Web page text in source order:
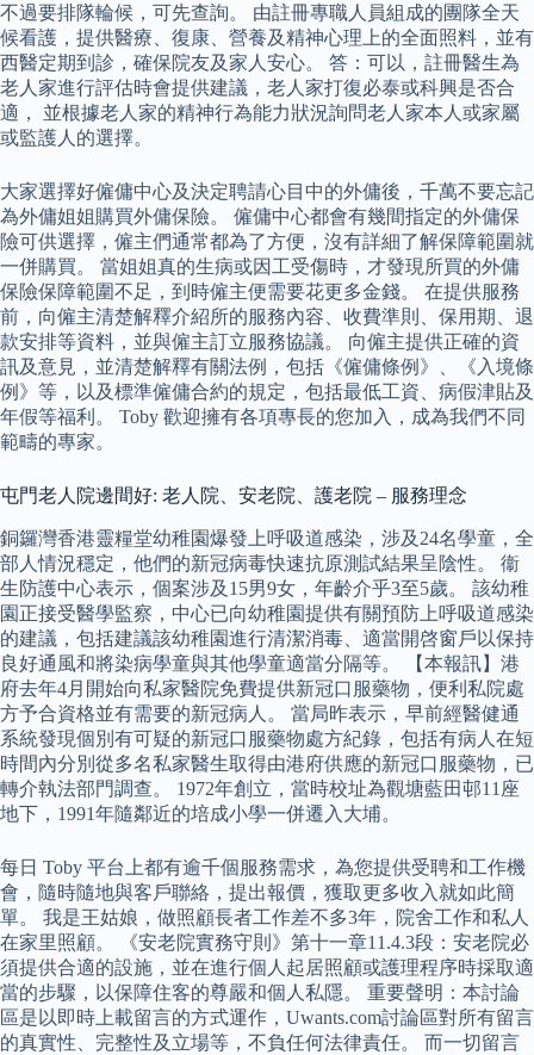
不過要排隊輪候，可先查詢。 由註冊專職人員組成的團隊全天
候看護，提供醫療、復康、營養及精神心理上的全面照料，並有
西醫定期到診，確保院友及家人安心。 答：可以，註冊醫生為
老人家進行評估時會提供建議，老人家打復必泰或科興是否合
適， 並根據老人家的精神行為能力狀況詢問老人家本人或家屬
或監護人的選擇。
大家選擇好僱傭中心及決定聘請心目中的外傭後，千萬不要忘記
為外傭姐姐購買外傭保險。 僱傭中心都會有幾間指定的外傭保
險可供選擇，僱主們通常都為了方便，沒有詳細了解保障範圍就
一併購買。 當姐姐真的生病或因工受傷時，才發現所買的外傭
保險保障範圍不足，到時僱主便需要花更多金錢。 在提供服務
前，向僱主清楚解釋介紹所的服務內容、收費準則、保用期、退
款安排等資料，並與僱主訂立服務協議。 向僱主提供正確的資
訊及意見，並清楚解釋有關法例，包括《僱傭條例》、《入境條
例》等，以及標準僱傭合約的規定，包括最低工資、病假津貼及
年假等福利。 Toby 歡迎擁有各項專長的您加入，成為我們不同
範疇的專家。
屯門老人院邊間好: 老人院、安老院、護老院 – 服務理念
銅鑼灣香港靈糧堂幼稚園爆發上呼吸道感染，涉及24名學童，全
部人情況穩定，他們的新冠病毒快速抗原測試結果呈陰性。 衞
生防護中心表示，個案涉及15男9女，年齡介乎3至5歲。 該幼稚
園正接受醫學監察，中心已向幼稚園提供有關預防上呼吸道感染
的建議，包括建議該幼稚園進行清潔消毒、適當開啓窗戶以保持
良好通風和將染病學童與其他學童適當分隔等。 【本報訊】港
府去年4月開始向私家醫院免費提供新冠口服藥物，便利私院處
方予合資格並有需要的新冠病人。 當局昨表示，早前經醫健通
系統發現個別有可疑的新冠口服藥物處方紀錄，包括有病人在短
時間內分別從多名私家醫生取得由港府供應的新冠口服藥物，已
轉介執法部門調查。 1972年創立，當時校址為觀塘藍田邨11座
地下，1991年隨鄰近的培成小學一併遷入大埔。
每日 Toby 平台上都有逾千個服務需求，為您提供受聘和工作機
會，隨時隨地與客戶聯絡，提出報價，獲取更多收入就如此簡
單。 我是王姑娘，做照顧長者工作差不多3年，院舍工作和私人
在家里照顧。 《安老院實務守則》第十一章11.4.3段：安老院必
須提供合適的設施，並在進行個人起居照顧或護理程序時採取適
當的步驟，以保障住客的尊嚴和個人私隱。 重要聲明：本討論
區是以即時上載留言的方式運作，Uwants.com討論區對所有留言
的真實性、完整性及立場等，不負任何法律責任。 而一切留言